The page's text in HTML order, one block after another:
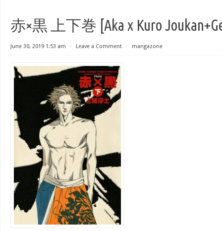
赤×黒 上下巻 [Aka x Kuro
June 30, 2019 1:53 am ⋅ Leave a Comment ⋅ mangazone